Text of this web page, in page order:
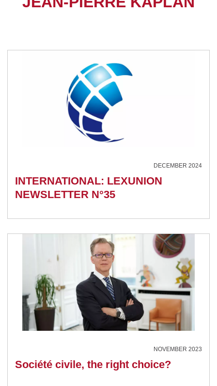
DECEMBER 2024
INTERNATIONAL: LEXUNION
NEWSLETTER N°35
NOVEMBER 2023
Société civile, the right choice?